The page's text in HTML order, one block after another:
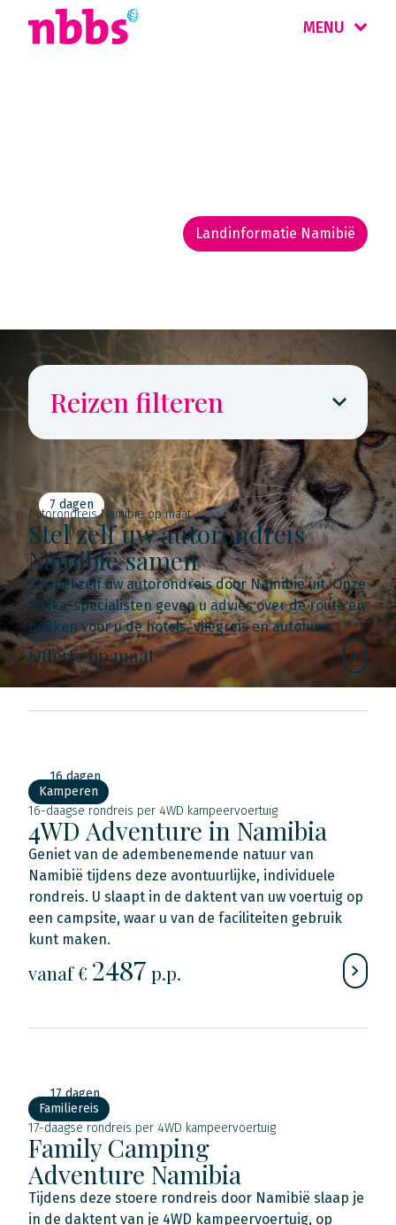
MENU
Landinformatie Namibië
Reizen filteren
7 dagen
Autorondreis Namibië op maat
Stel zelf uw autorondreis
Namibië samen
Stippel zelf uw autorondreis door Namibië uit. Onze
Afrika-specialisten geven u advies over de route en
boeken voor u de hotels, vliegreis en autohuur.
Offerte op maat
16 dagen
Kamperen
16-daagse rondreis per 4WD kampeervoertuig
4WD Adventure in Namibia
Geniet van de adembenemende natuur van
Namibië tijdens deze avontuurlijke, individuele
rondreis. U slaapt in de daktent van uw voertuig op
een campsite, waar u van de faciliteiten gebruik
kunt maken.
vanaf € 2487 p.p.
17 dagen
Familiereis
17-daagse rondreis per 4WD kampeervoertuig
Family Camping
Adventure Namibia
Tijdens deze stoere rondreis door Namibië slaap je
in de daktent van je 4WD kampeervoertuig, op